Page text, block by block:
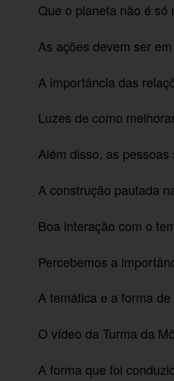
Que o planeta não é
As ações devem ser
A importância das
Luzes de como
Além disso, as
A construção pautada
Boa interação com o
Percebemos a
A temática e a forma
O vídeo da Turma da
A forma que foi